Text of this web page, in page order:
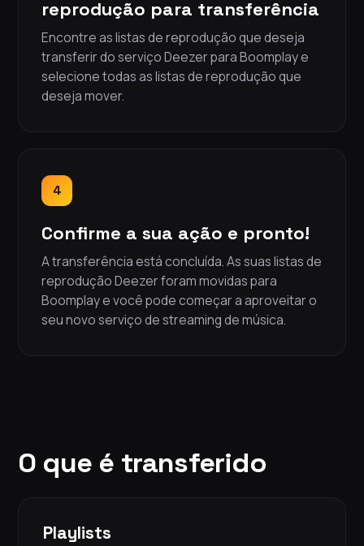
reprodução para transferência
Encontre as listas de reprodução que deseja
transferir do serviço Deezer para Boomplay e
selecione todas as listas de reprodução que
deseja mover.
4
Confirme a sua ação e pronto!
A transferência está concluída. As suas listas de
reprodução Deezer foram movidas para
Boomplay e você pode começar a aproveitar o
seu novo serviço de streaming de música.
O que é transferido
Playlists